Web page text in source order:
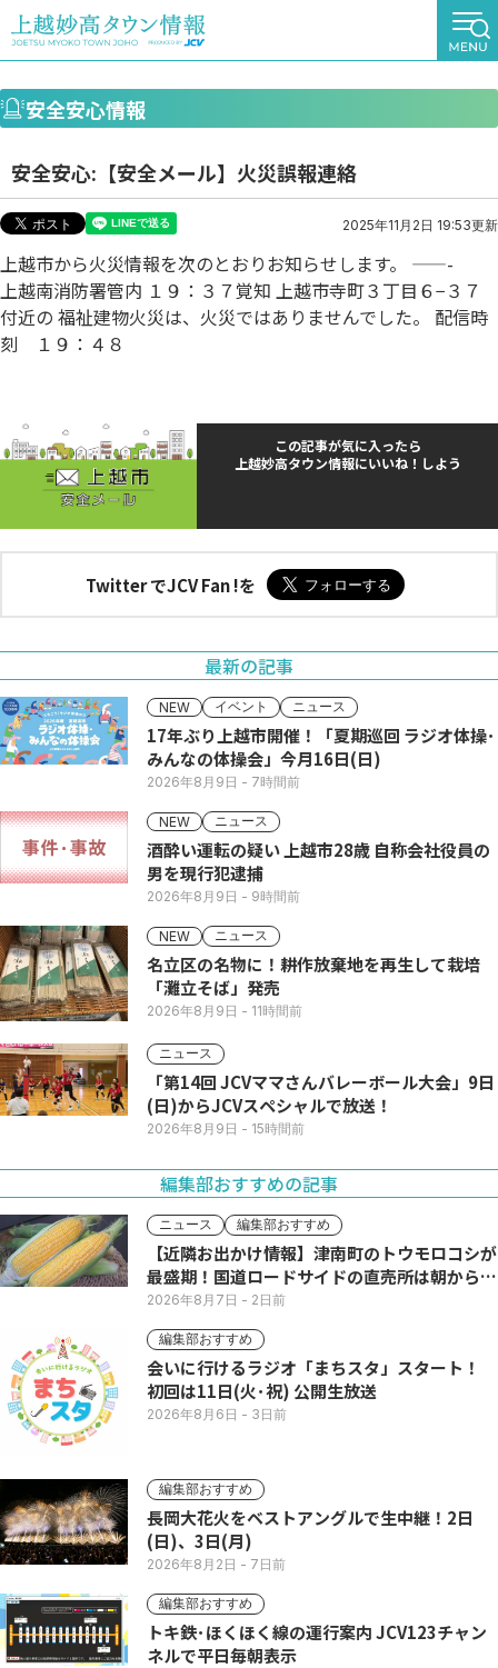
安全安心情報
安全安心:【安全メール】火災誤報連絡
2025年11月2日 19:53更新
上越市から火災情報を次のとおりお知らせします。 ——-
上越南消防署管内 １９：３７覚知 上越市寺町３丁目６−３７
付近の 福祉建物火災は、火災ではありませんでした。 配信時
刻 １９：４８
この記事が気に入ったら
上越妙高タウン情報にいいね！しよう
Twitter でJCV Fan !を
最新の記事
NEW イベント ニュース
17年ぶり上越市開催！「夏期巡回 ラジオ体操･
みんなの体操会」今月16日(日)
2026年8月9日 - 7時間前
NEW ニュース
酒酔い運転の疑い 上越市28歳 自称会社役員の
男を現行犯逮捕
2026年8月9日 - 9時間前
NEW ニュース
名立区の名物に！耕作放棄地を再生して栽培
「灘立そば」発売
2026年8月9日 - 11時間前
ニュース
「第14回 JCVママさんバレーボール大会」9日
(日)からJCVスペシャルで放送！
2026年8月9日 - 15時間前
編集部おすすめの記事
ニュース 編集部おすすめ
【近隣お出かけ情報】津南町のトウモロコシが
最盛期！国道ロードサイドの直売所は朝から長
い列
2026年8月7日 - 2日前
編集部おすすめ
会いに行けるラジオ「まちスタ」スタート！
初回は11日(火･祝) 公開生放送
2026年8月6日 - 3日前
編集部おすすめ
長岡大花火をベストアングルで生中継！2日
(日)、3日(月)
2026年8月2日 - 7日前
編集部おすすめ
トキ鉄･ほくほく線の運行案内 JCV123チャン
ネルで平日毎朝表示